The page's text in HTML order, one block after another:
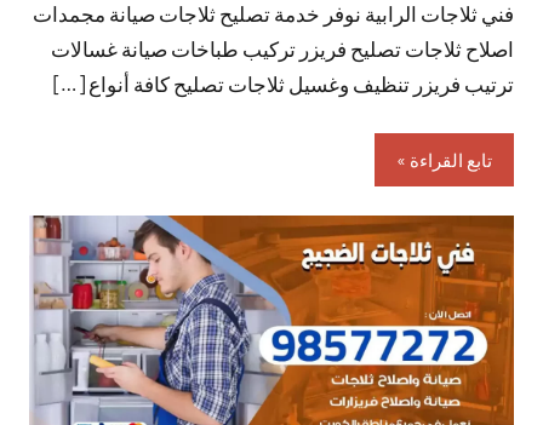
تعليقات
فني ثلاجات الرابية نوفر خدمة تصليح ثلاجات صيانة مجمدات
اصلاح ثلاجات تصليح فريزر تركيب طباخات صيانة غسالات
ترتيب فريزر تنظيف وغسيل ثلاجات تصليح كافة أنواع […]
تابع القراءة